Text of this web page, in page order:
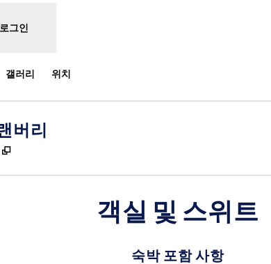
로그인
갤러리 위치
버리
,
객실 및 스위트
숙박 포함 사항